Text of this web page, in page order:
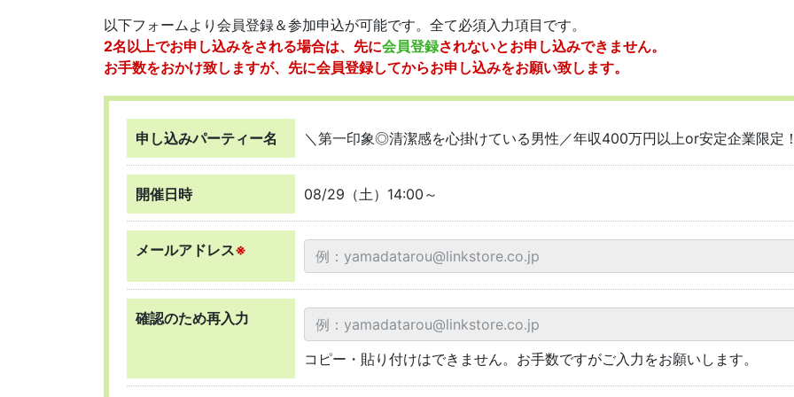
以下フォームより会員登録＆参加申込が可能です。全て必須入力項目です。
2名以上でお申し込みをされる場合は、先に会員登録されないとお申し込みできません。
お手数をおかけ致しますが、先に会員登録してからお申し込みをお願い致します。
申し込みパーティー名 ＼第一印象◎清潔感を心掛けている男性／年収400万円以上or安定企業限定
開催日時 08/29（土）14:00～
メールアドレス※
確認のため再入力
コピー・貼り付けはできません。お手数ですがご入力をお願いします。